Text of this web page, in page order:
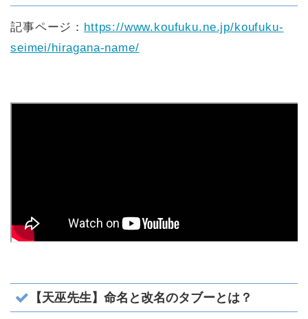
記事ページ： https://www.koufuku.ne.jp/koufuku-
seimei/hiragana-name/
【天巫先生】命名と改名のタブーとは？